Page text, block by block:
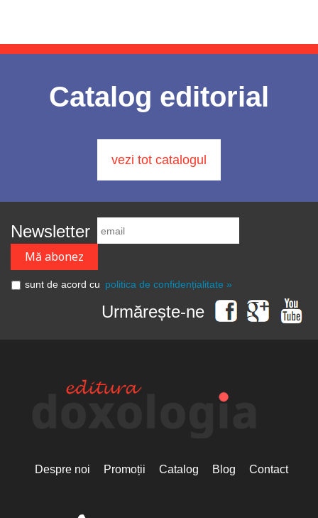
Catalog editorial
vezi tot catalogul
Newsletter
sunt de acord cu politica de confidențialitate »
Urmărește-ne
Despre noi Promoții Catalog Blog Contact